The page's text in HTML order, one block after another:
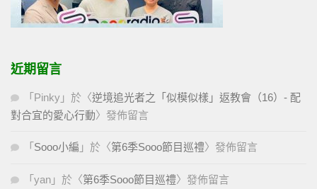
近期留言
「 Pinky 」於〈逆境追光者之「似模似樣」返教會（16）- 配
對合宜的愛心行動〉發佈留言
「 Sooo小編 」於〈第6季Sooo節目巡禮〉發佈留言
「 yan 」於〈第6季Sooo節目巡禮〉發佈留言